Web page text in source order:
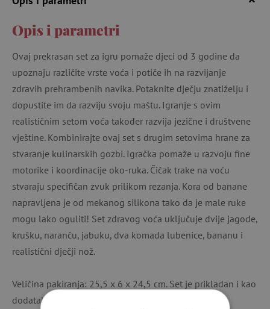
Opis i parametri
Ovaj prekrasan set za igru ​​pomaže djeci od 3 godine da
upoznaju različite vrste voća i potiče ih na razvijanje
zdravih prehrambenih navika. Potaknite dječju znatiželju i
dopustite im da razviju svoju maštu. Igranje s ovim
realističnim setom voća također razvija jezične i društvene
vještine. Kombinirajte ovaj set s drugim setovima hrane za
stvaranje kulinarskih gozbi. Igračka pomaže u razvoju fine
motorike i koordinacije oko-ruka. Čičak trake na voću
stvaraju specifičan zvuk prilikom rezanja. Kora od banane
napravljena je od mekanog silikona tako da je male ruke
mogu lako oguliti! Set zdravog voća uključuje dvije jagode,
krušku, naranču, jabuku, dva komada lubenice, bananu i
realistični dječji nož.
Veličina pakiranja: 25,5 x 6 x 24,5 cm. Set je prikladan i kao
dodatak dječjoj kuhinji ili trgovini.